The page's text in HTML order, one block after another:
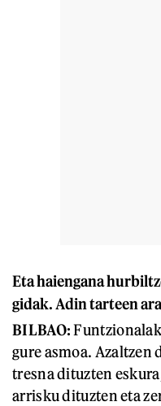
Eta haiengana
gidak. Adin tarteen
BILBAO:
gure asmoa.
tresna dituzten
arrisku dituzten eta